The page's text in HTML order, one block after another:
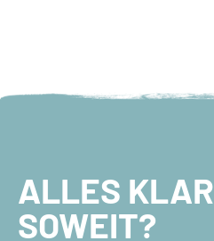
ALLES KLAR
SOWEIT?